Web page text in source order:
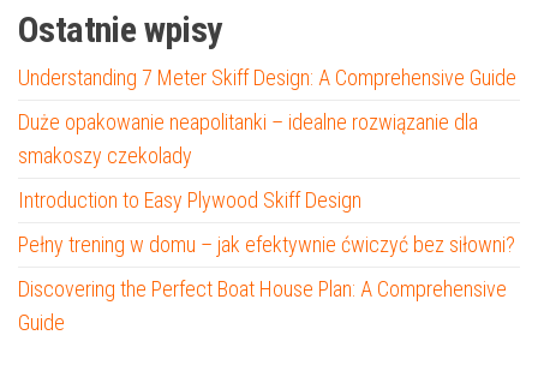
Ostatnie wpisy
Understanding 7 Meter Skiff Design: A Comprehensive Guide
Duże opakowanie neapolitanki – idealne rozwiązanie dla
smakoszy czekolady
Introduction to Easy Plywood Skiff Design
Pełny trening w domu – jak efektywnie ćwiczyć bez siłowni?
Discovering the Perfect Boat House Plan: A Comprehensive
Guide